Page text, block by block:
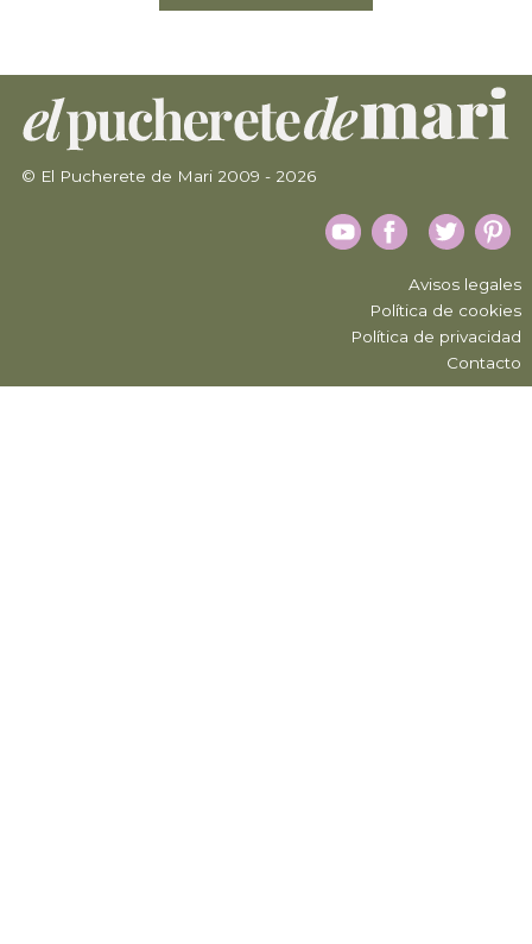
© El Pucherete de Mari 2009 - 2026
Avisos legales
Política de cookies
Política de privacidad
Contacto